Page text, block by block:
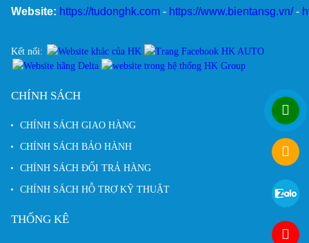
Website: https://tudonghk.com - https://www.bientansg.vn/ -
Kết nối:
CHÍNH SÁCH
CHÍNH SÁCH GIAO HÀNG
CHÍNH SÁCH BẢO HÀNH
CHÍNH SÁCH ĐỔI TRẢ HÀNG
CHÍNH SÁCH HỖ TRỢ KỸ THUẬT
THỐNG KÊ